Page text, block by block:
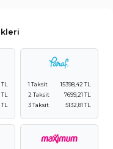
1 Taksit
15398,42 TL
2 Taksit
7699,21 TL
3 Taksit
5132,81 TL